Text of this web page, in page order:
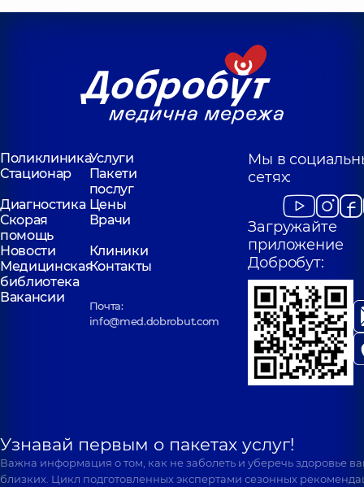
ПоликлиникаУслуги
Стационар
Пакети
послуг
Диагностика Цены
Скорая
помощь
Врачи
Новости
Клиники
Медицинская
библиотека
Контакты
Вакансии
Почта:
info@med.dobrobut.com
Мы в
сетях:
Загружайте
приложение
Добробут:
Узнавай первым о пакетах услуг!
Важна информация о том, как не заболеть и уберечь здоровье
близких. Цикл подготовленных экспертами сезонных